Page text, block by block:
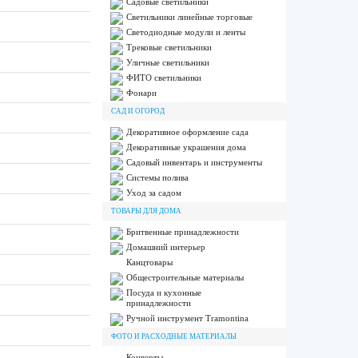
Светильники линейные торговые
Светодиодные модули и ленты
Трековые светильники
Уличные светильники
ФИТО светильники
Фонари
САД И ОГОРОД
Декоративное оформление сада
Декоративные украшения дома
Садовый инвентарь и инструменты
Системы полива
Уход за садом
ТОВАРЫ ДЛЯ ДОМА
Бритвенные принадлежности
Домашний интерьер
Канцтовары
Общестроительные материалы
Посуда и кухонные
принадлежности
Ручной инструмент Tramontina
ФОТО И РАСХОДНЫЕ МАТЕРИАЛЫ